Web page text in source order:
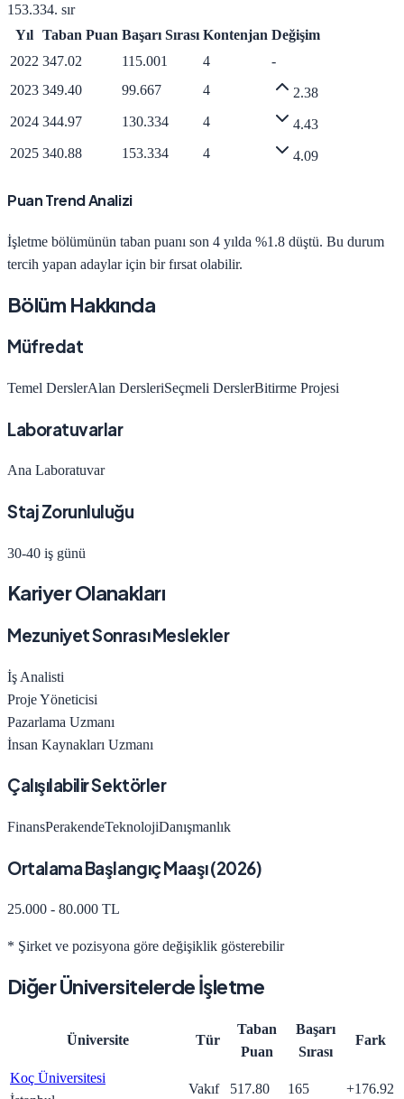
153.334. sır
Yıl Taban Puan Başarı Sırası Kontenjan Değişim
2022 347.02 115.001 4
-
2023 349.40 99.667 4
2.38
2024 344.97 130.334 4
4.43
2025 340.88 153.334 4 4.09
Puan Trend Analizi
İşletme bölümünün taban puanı son 4 yılda %1.8 düştü. Bu durum
tercih yapan adaylar için bir fırsat olabilir.
Bölüm Hakkında
Müfredat
Temel DerslerAlan DersleriSeçmeli DerslerBitirme Projesi
Laboratuvarlar
Ana Laboratuvar
Staj Zorunluluğu
30-40 iş günü
Kariyer Olanakları
Mezuniyet Sonrası Meslekler
İş Analisti
Proje Yöneticisi
Pazarlama Uzmanı
İnsan Kaynakları Uzmanı
Çalışılabilir Sektörler
FinansPerakendeTeknolojiDanışmanlık
Ortalama Başlangıç Maaşı (2026)
25.000 - 80.000 TL
* Şirket ve pozisyona göre değişiklik gösterebilir
Diğer Üniversitelerdeİşletme
Üniversite Tür
Taban
Puan
Başarı
Sırası
Fark
Koç Üniversitesi
Vakıf 517.80 165 +176.92